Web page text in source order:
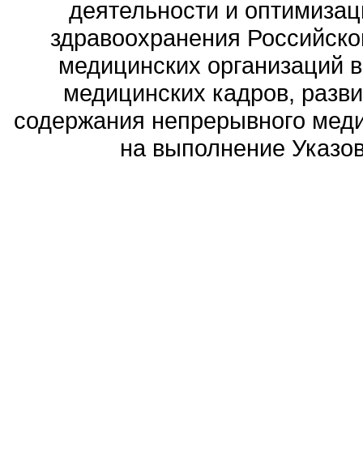
деятельности и
здравоохранения
медицинских
медицинских кадров,
содержания непрерывного
на выполнение